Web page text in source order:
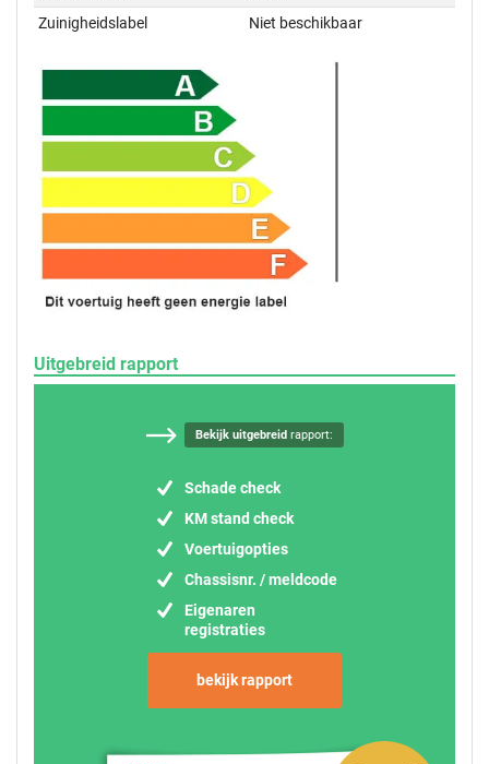
Zuinigheidslabel
Niet beschikbaar
Uitgebreid rapport
Bekijk uitgebreidrapport:
Schade check
KM stand check
Voertuigopties
Chassisnr. / meldcode
Eigenaren
registraties
bekijk rapport